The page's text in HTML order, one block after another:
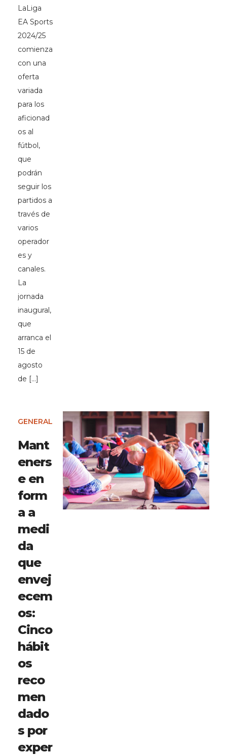
LaLiga
EA Sports
2024/25
comienza
con una
oferta
variada
para los
aficionad
os al
fútbol,
que
podrán
seguir los
partidos a
través de
varios
operador
es y
canales.
La
jornada
inaugural,
que
arranca el
15 de
agosto
de […]
GENERAL
Mant
eners
e en
form
a a
medi
da
que
envej
ecem
os:
Cinco
hábit
os
reco
men
dado
s por
exper